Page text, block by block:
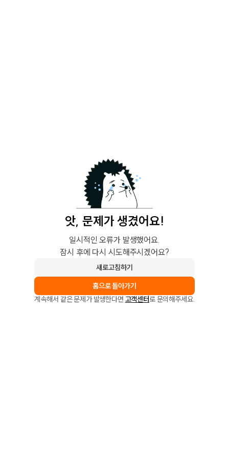
앗, 문제가 생겼어요!
일시적인 오류가 발생했어요.
잠시 후에 다시 시도해주시겠어요?
새로고침하기
홈으로 돌아가기
계속해서 같은 문제가 발생한다면 고객센터로 문의해주세요.